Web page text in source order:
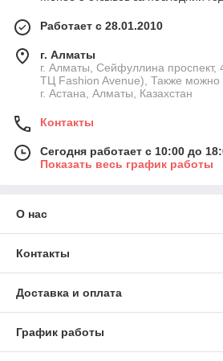
Работает с 28.01.2010
г. Алматы
г. Алматы, Сейфуллина проспект,
ТЦ Fashion Avenue), Также можно
г. Астана, Алматы, Казахстан
Контакты
Сегодня работает с 10:00 до
Показать весь график работы
О нас
Контакты
Доставка и оплата
График работы